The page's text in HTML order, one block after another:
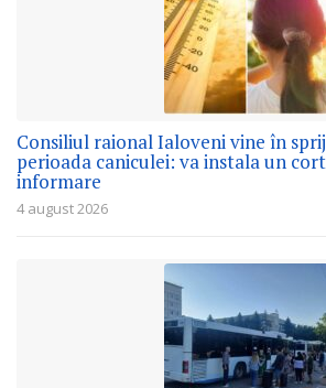
Consiliul raional Ialoveni vine în
perioada caniculei: va instala un
informare
4 august 2026